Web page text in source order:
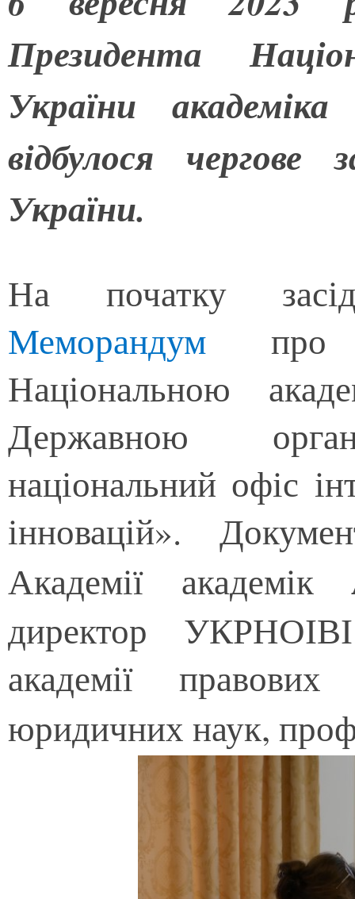
Президента
України
відбулося чергове
України.
На початку
Меморандум про
Національною
Державною
національний офіс
інновацій».
Академії академік
директор
академії
юридичних наук,